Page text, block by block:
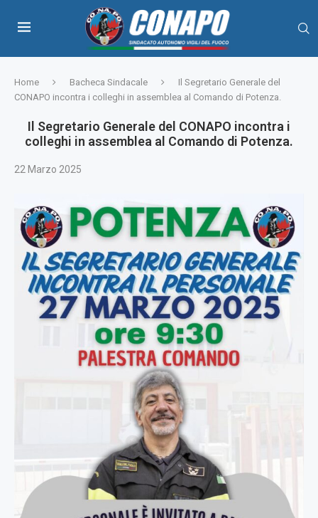
Home Bacheca Sindacale
Il Segretario Generale del
CONAPO incontra i colleghi in assemblea al Comando di Potenza.
Il Segretario Generale del CONAPO incontra i
colleghi in assemblea al Comando di Potenza.
22 Marzo 2025